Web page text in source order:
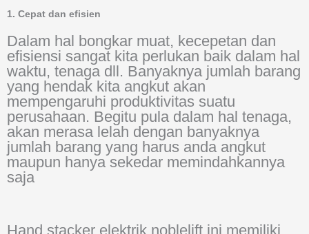
1. Cepat dan efisien
Dalam hal bongkar muat, kecepetan dan
efisiensi sangat kita perlukan baik dalam hal
waktu, tenaga dll. Banyaknya jumlah barang
yang hendak kita angkut akan
mempengaruhi produktivitas suatu
perusahaan. Begitu pula dalam hal tenaga,
akan merasa lelah dengan banyaknya
jumlah barang yang harus anda angkut
maupun hanya sekedar memindahkannya
saja
Hand stacker elektrik noblelift ini memiliki